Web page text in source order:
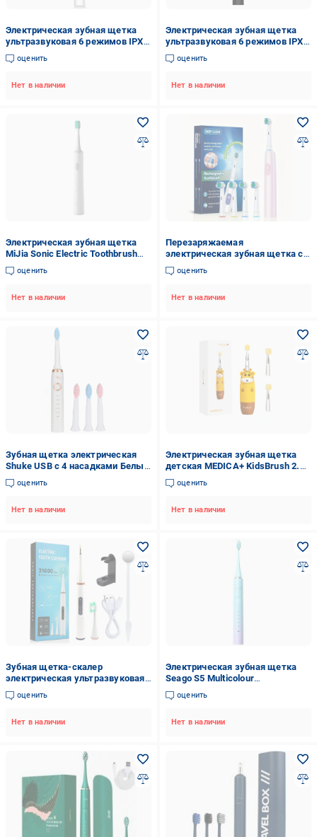
Электрическая зубная щетка
ультразвуковая 6 режимов IPX7
с быстрой зарядкой USB Белый
(2506952521)
оценить
Нет в наличии
Электрическая зубная щетка
ультразвуковая 6 режимов IPX7
с быстрой зарядкой USB
Черный (2506952522)
оценить
Нет в наличии
Электрическая зубная щетка
MiJia Sonic Electric Toothbrush
T300 White
оценить
Нет в наличии
Перезаряжаемая
электрическая зубная щетка с 4
сменными насадками/USB-
перезарядка/таймер Розовый
оценить
Нет в наличии
Зубная щетка электрическая
Shuke USB с 4 насадками Белый
(30587187)
оценить
Нет в наличии
Электрическая зубная щетка
детская MEDICA+ KidsBrush 2.0
4 режима 12 000-20 000
вибраций/мин от 2 лет Желтый
оценить
Нет в наличии
Зубная щетка-скалер
электрическая ультразвуковая
IPX6 2 насадки/5 режимов
работы/USB-зарядка Белый
оценить
Нет в наличии
Электрическая зубная щетка
Seago S5 Multicolour
(K1010050353)
оценить
Нет в наличии